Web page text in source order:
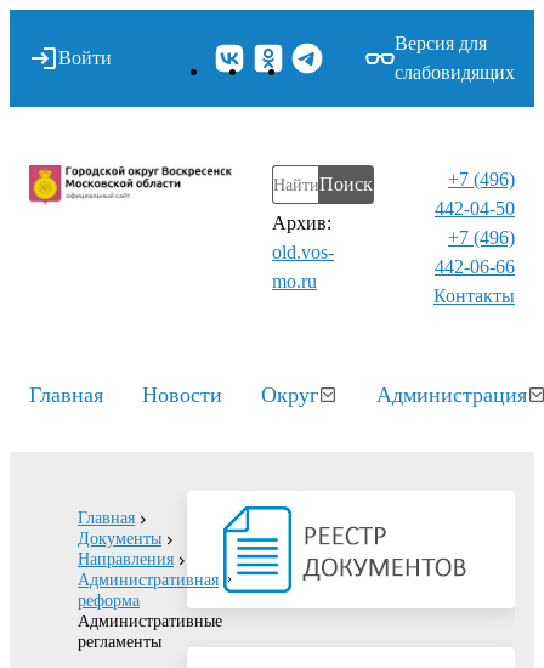
Войти
Версия для
слабовидящих
Поиск
Архив:
old.vos-
mo.ru
+7 (496)
442-04-50
+7 (496)
442-06-66
Контакты⁠
Главная Новости Округ Администрация
Главная
Документы
Направления
Административная
реформа
Административные
регламенты